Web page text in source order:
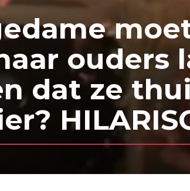
ouders
dat ze